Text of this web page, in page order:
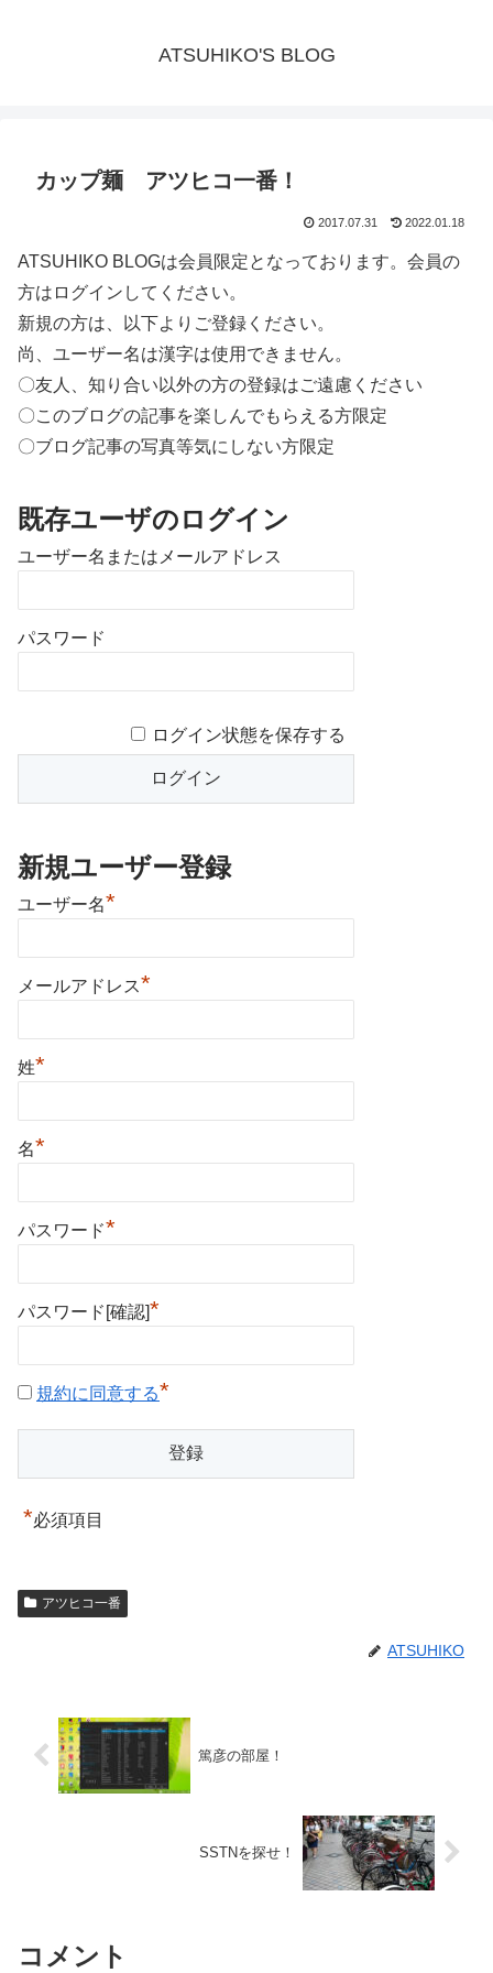
ATSUHIKO'S BLOG
カップ麺 アツヒコ一番！
2017.07.31 2022.01.18
ATSUHIKO BLOGは会員限定となっております。会員の
方はログインしてください。
新規の方は、以下よりご登録ください。
尚、ユーザー名は漢字は使用できません。
〇友人、知り合い以外の方の登録はご遠慮ください
〇このブログの記事を楽しんでもらえる方限定
〇ブログ記事の写真等気にしない方限定
既存ユーザのログイン
ユーザー名またはメールアドレス
パスワード
ログイン状態を保存する
新規ユーザー登録
ユーザー名*
メールアドレス*
姓*
名*
パスワード*
パスワード[確認]*
規約に同意する*
*必須項目
アツヒコ一番
ATSUHIKO
篤彦の部屋！
SSTNを探せ！
コメント